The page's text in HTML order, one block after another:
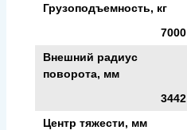
Грузоподъемность, кг
7000
Внешний радиус
поворота, мм
3442
Центр тяжести, мм